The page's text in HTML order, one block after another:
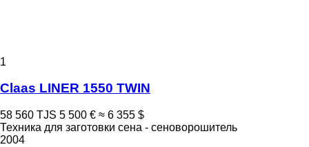
1
Claas LINER 1550 TWIN
58 560 TJS 5 500 € ≈ 6 355 $
Техника для заготовки сена - сеноворошитель
2004